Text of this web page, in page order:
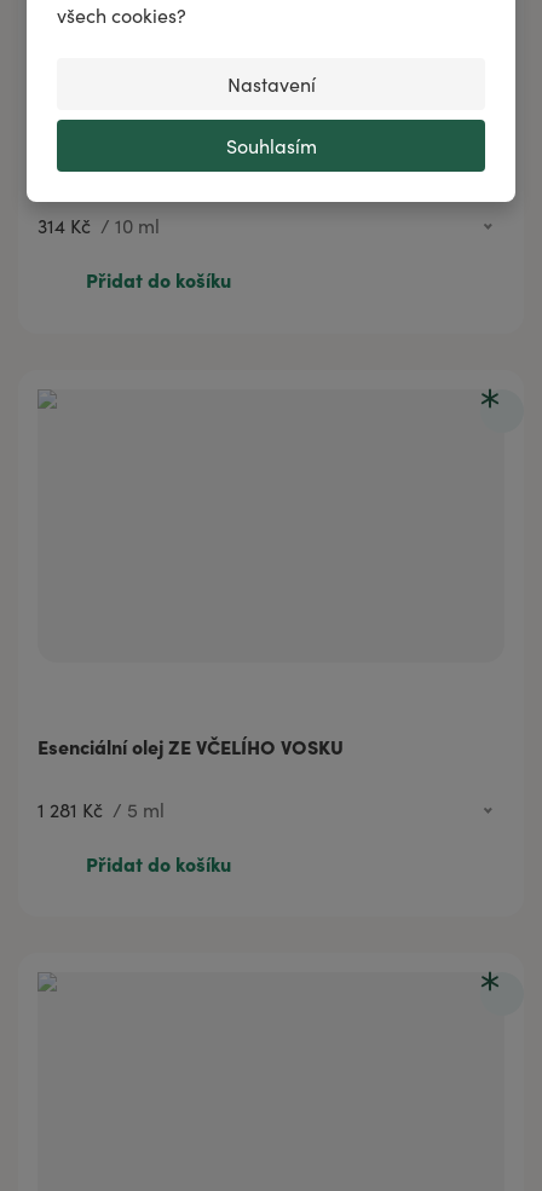
všech cookies?
Nastavení
Souhlasím
Esenciální olej BOROVICE KLEČ
314 Kč / 10 ml
Přidat do košíku
Esenciální olej ZE VČELÍHO VOSKU
1 281 Kč / 5 ml
Přidat do košíku